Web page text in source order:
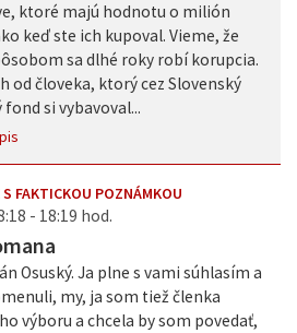
ktoré majú hodnotu o milión
keď ste ich kupoval. Vieme, že
sa dlhé roky robí korupcia.
od človeka, ktorý cez Slovenský
si vybavoval...
FAKTICKOU POZNÁMKOU
- 18:19 hod.
Osuský. Ja plne s vami súhlasím a
my, ja som tiež členka
výboru a chcela by som povedať,